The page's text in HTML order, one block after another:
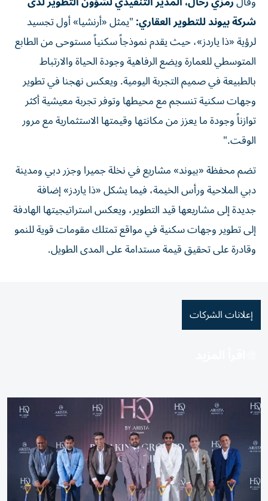
شركة بيوند للتطوير العقاري:"يمثل «أرنشيا» أول تجسيد
لرؤية «ذا ياردز»، حيث يقدم نموذجاً سكنياً مستوحى من الطابع
المتوسطي للعمارة ويضع الرفاهية وجودة الحياة والارتباط
بالطبيعة في صميم التجربة اليومية. ويعكس نهجنا في تطوير
وجهات سكنية تنسجم مع محيطها وتوفر تجربة معيشية أكثر
توازناً وجودة ما يعزز من مكانتها وقيمتها الاستثمارية مع مرور
الوقت."
تضم محفظة «بيوند» مشاريع في نخلة جميرا وجزر دبي ومدينة
دبي الملاحية ورأس الخيمة، فيما يشكل «ذا ياردز» إضافة
جديدة إلى مشاريعها قيد التطوير، ويعكس استراتيجيتها الهادفة
إلى تطوير وجهات سكنية في مواقع تمتلك مقومات قوية للنمو
وقادرة على تحقيق قيمة مستدامة على المدى الطويل.
إعلانات الشركات